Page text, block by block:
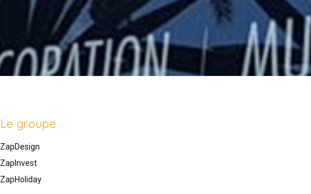
Le groupe
ZapDesign
ZapInvest
ZapHoliday